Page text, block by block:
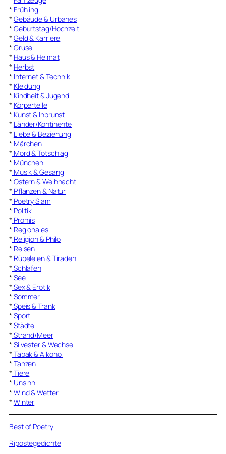
* Frühling
* Gebäude & Urbanes
* Geburtstag/Hochzeit
* Geld & Karriere
* Grusel
* Haus & Heimat
* Herbst
* Internet & Technik
* Kleidung
* Kindheit & Jugend
* Körperteile
* Kunst & Inbrunst
* Länder/Kontinente
* Liebe & Beziehung
* Märchen
* Mord & Totschlag
* München
* Musik & Gesang
* Ostern & Weihnacht
* Pflanzen & Natur
* Poetry Slam
* Politik
* Promis
* Regionales
* Religion & Philo
* Reisen
* Rüpeleien & Tiraden
* Schlafen
* See
* Sex & Erotik
* Sommer
* Speis & Trank
* Sport
* Städte
* Strand/Meer
* Silvester & Wechsel
* Tabak & Alkohol
* Tanzen
* Tiere
* Unsinn
* Wind & Wetter
* Winter
Best of Poetry
Ripostegedichte